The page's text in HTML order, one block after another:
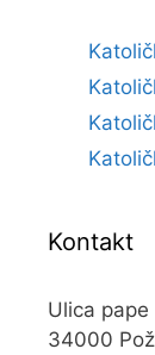
Kontakt
Ulica pape
34000